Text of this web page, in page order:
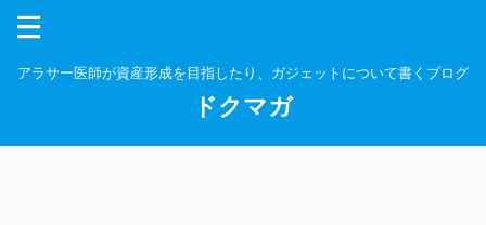
アラサー医師が資産形成を目指したり、ガジェットについて書くブログ
ドクマガ